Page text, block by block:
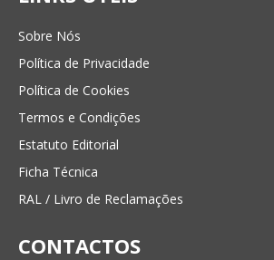
Sobre Nós
Política de Privacidade
Política de Cookies
Termos e Condições
Estatuto Editorial
Ficha Técnica
RAL / Livro de Reclamações
CONTACTOS